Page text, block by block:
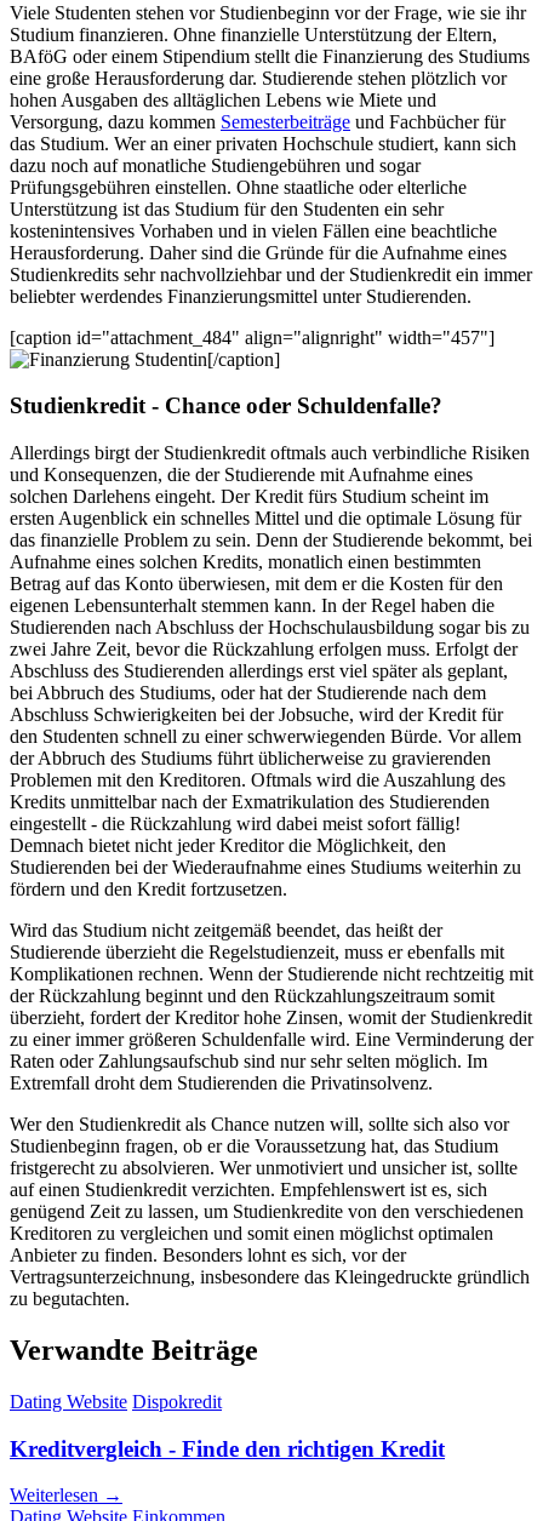
Viele Studenten stehen vor Studienbeginn vor der Frage, wie sie ihr
Studium finanzieren. Ohne finanzielle Unterstützung der Eltern,
BAföG oder einem Stipendium stellt die Finanzierung des Studiums
eine große Herausforderung dar. Studierende stehen plötzlich vor
hohen Ausgaben des alltäglichen Lebens wie Miete und
Versorgung, dazu kommen Semesterbeiträge und Fachbücher für
das Studium. Wer an einer privaten Hochschule studiert, kann sich
dazu noch auf monatliche Studiengebühren und sogar
Prüfungsgebühren einstellen. Ohne staatliche oder elterliche
Unterstützung ist das Studium für den Studenten ein sehr
kostenintensives Vorhaben und in vielen Fällen eine beachtliche
Herausforderung. Daher sind die Gründe für die Aufnahme eines
Studienkredits sehr nachvollziehbar und der Studienkredit ein immer
beliebter werdendes Finanzierungsmittel unter Studierenden.
[caption id="attachment_484" align="alignright" width="457"]
Studentin[/caption]
Studienkredit - Chance oder Schuldenfalle?
Allerdings birgt der Studienkredit oftmals auch verbindliche Risiken
und Konsequenzen, die der Studierende mit Aufnahme eines
solchen Darlehens eingeht. Der Kredit fürs Studium scheint im
ersten Augenblick ein schnelles Mittel und die optimale Lösung für
das finanzielle Problem zu sein. Denn der Studierende bekommt, bei
Aufnahme eines solchen Kredits, monatlich einen bestimmten
Betrag auf das Konto überwiesen, mit dem er die Kosten für den
eigenen Lebensunterhalt stemmen kann. In der Regel haben die
Studierenden nach Abschluss der Hochschulausbildung sogar bis zu
zwei Jahre Zeit, bevor die Rückzahlung erfolgen muss. Erfolgt der
Abschluss des Studierenden allerdings erst viel später als geplant,
bei Abbruch des Studiums, oder hat der Studierende nach dem
Abschluss Schwierigkeiten bei der Jobsuche, wird der Kredit für
den Studenten schnell zu einer schwerwiegenden Bürde. Vor allem
der Abbruch des Studiums führt üblicherweise zu gravierenden
Problemen mit den Kreditoren. Oftmals wird die Auszahlung des
Kredits unmittelbar nach der Exmatrikulation des Studierenden
eingestellt - die Rückzahlung wird dabei meist sofort fällig!
Demnach bietet nicht jeder Kreditor die Möglichkeit, den
Studierenden bei der Wiederaufnahme eines Studiums weiterhin zu
fördern und den Kredit fortzusetzen.
Wird das Studium nicht zeitgemäß beendet, das heißt der
Studierende überzieht die Regelstudienzeit, muss er ebenfalls mit
Komplikationen rechnen. Wenn der Studierende nicht rechtzeitig mit
der Rückzahlung beginnt und den Rückzahlungszeitraum somit
überzieht, fordert der Kreditor hohe Zinsen, womit der Studienkredit
zu einer immer größeren Schuldenfalle wird. Eine Verminderung der
Raten oder Zahlungsaufschub sind nur sehr selten möglich. Im
Extremfall droht dem Studierenden die Privatinsolvenz.
Wer den Studienkredit als Chance nutzen will, sollte sich also vor
Studienbeginn fragen, ob er die Voraussetzung hat, das Studium
fristgerecht zu absolvieren. Wer unmotiviert und unsicher ist, sollte
auf einen Studienkredit verzichten. Empfehlenswert ist es, sich
genügend Zeit zu lassen, um Studienkredite von den verschiedenen
Kreditoren zu vergleichen und somit einen möglichst optimalen
Anbieter zu finden. Besonders lohnt es sich, vor der
Vertragsunterzeichnung, insbesondere das Kleingedruckte gründlich
zu begutachten.
Verwandte Beiträge
Dating Website Dispokredit
Kreditvergleich - Finde den richtigen Kredit
Weiterlesen →